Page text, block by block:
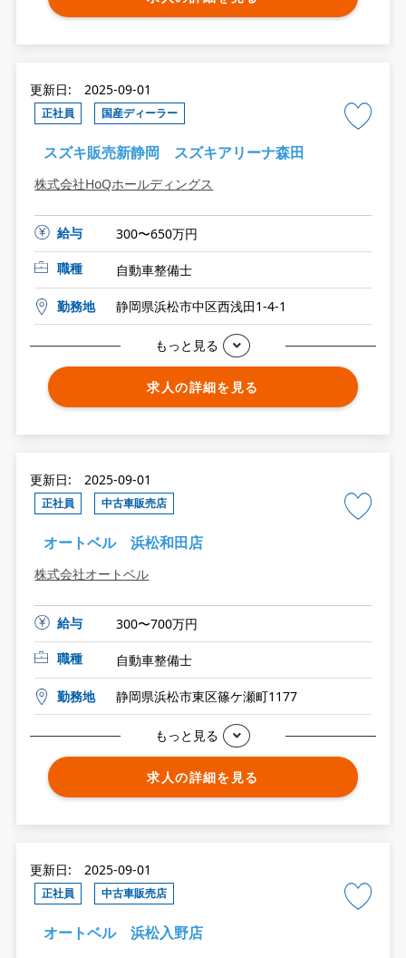
更新日: 2025-09-01
正社員 国産ディーラー
スズキ販売新静岡 スズキアリーナ森田
株式会社HoQホールディングス
給与
300〜650万円
職種
自動車整備士
勤務地 静岡県浜松市中区西浅田1-4-1
もっと見る
求人の詳細を見る
更新日: 2025-09-01
正社員 中古車販売店
オートベル 浜松和田店
株式会社オートベル
給与
300〜700万円
職種
自動車整備士
勤務地 静岡県浜松市東区篠ケ瀬町1177
もっと見る
求人の詳細を見る
更新日: 2025-09-01
正社員 中古車販売店
オートベル 浜松入野店